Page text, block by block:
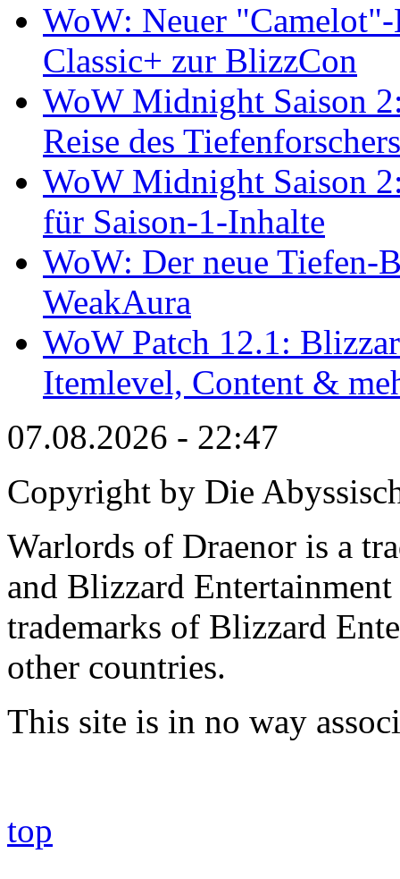
WoW: Neuer
Classic+ zur BlizzCon
WoW Midnight Saison
Reise des Tiefenforschers
WoW Midnight Saison
für Saison-1-Inhalte
WoW: Der neue Tiefen-
WeakAura
WoW Patch 12.1:
Itemlevel, Content &
07.08.2026 - 22:47
Copyright by Die
Warlords of Draenor is a
and Blizzard
trademarks of Blizzard
other countries.
This site is in no way
top